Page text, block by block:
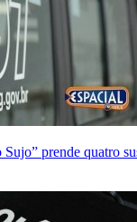
prende quatro